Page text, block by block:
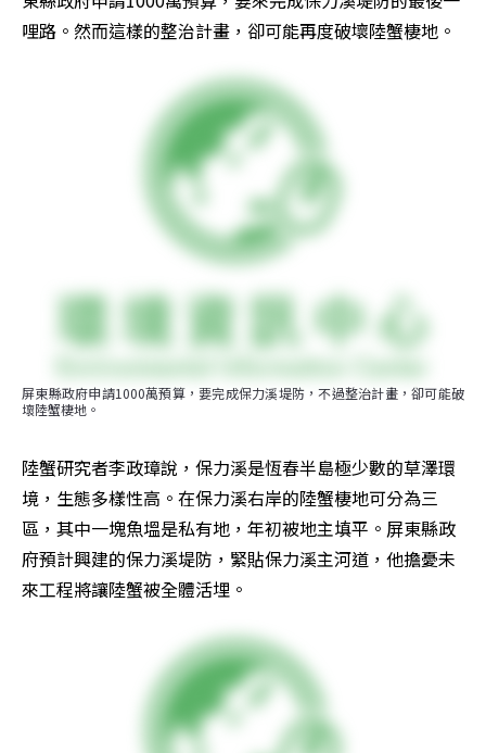
哩路。然而這樣的整治計畫，卻可能再度破壞陸蟹棲地。
屏東縣政府申請1000萬預算，要完成保力溪堤防，不過整治計畫，卻可能破
壞陸蟹棲地。
陸蟹研究者李政璋說，保力溪是恆春半島極少數的草澤環
境，生態多樣性高。在保力溪右岸的陸蟹棲地可分為三
區，其中一塊魚塭是私有地，年初被地主填平。屏東縣政
府預計興建的保力溪堤防，緊貼保力溪主河道，他擔憂未
來工程將讓陸蟹被全體活埋。